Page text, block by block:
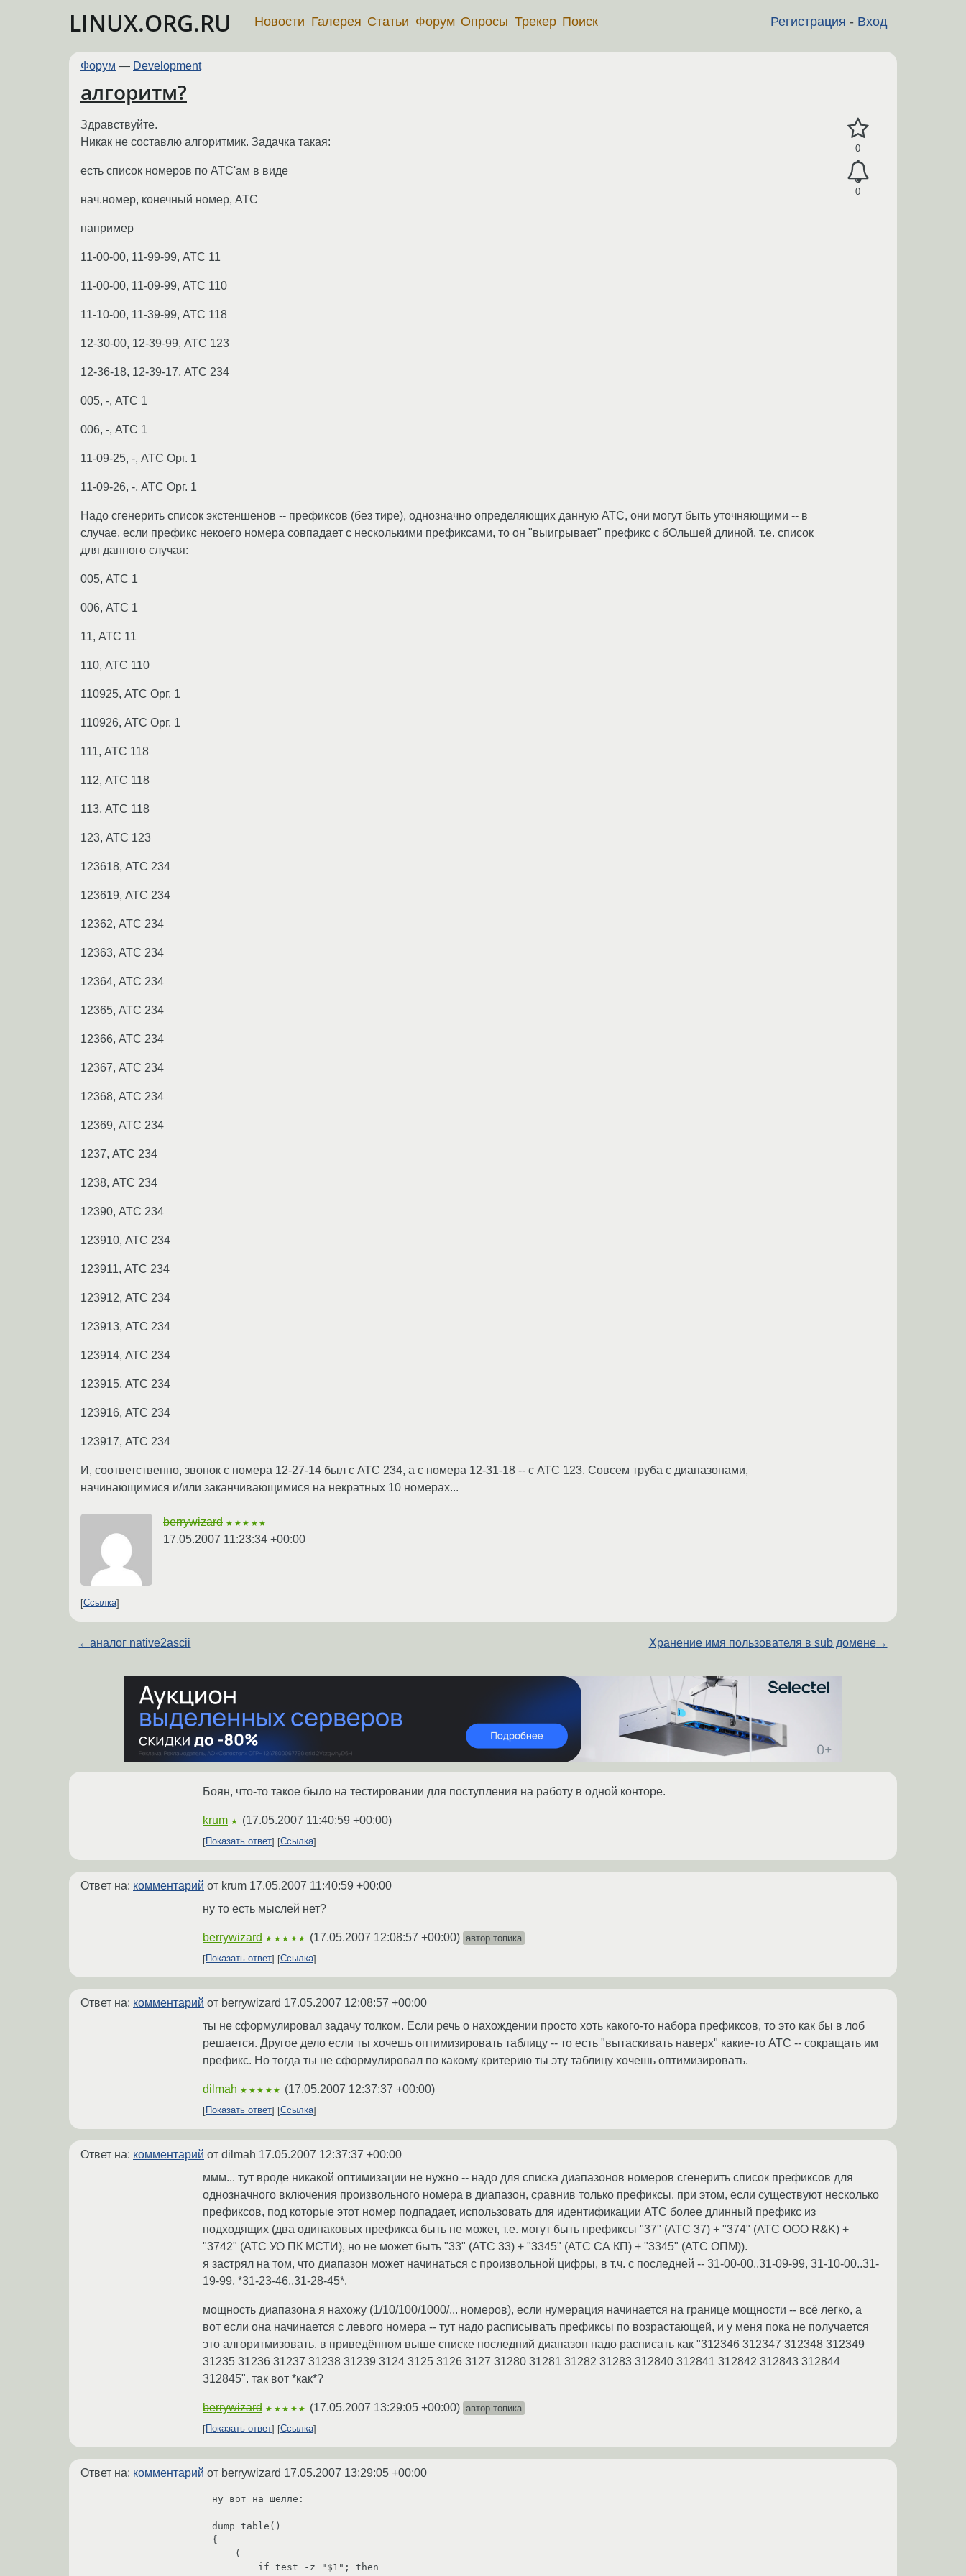
LINUX.ORG.RU Регистрация - Вход
Новости Галерея Статьи Форум Опросы Трекер Поиск
Форум — Development
алгоритм?
0
0
Здравствуйте.
Никак не составлю алгоритмик. Задачка такая:
есть список номеров по АТС'ам в виде
нач.номер, конечный номер, АТС
например
11-00-00, 11-99-99, АТС 11
11-00-00, 11-09-99, АТС 110
11-10-00, 11-39-99, АТС 118
12-30-00, 12-39-99, АТС 123
12-36-18, 12-39-17, АТС 234
005, -, АТС 1
006, -, АТС 1
11-09-25, -, АТС Орг. 1
11-09-26, -, АТС Орг. 1
Надо сгенерить список экстеншенов -- префиксов (без тире), однозначно определяющих данную АТС, они могут быть уточняющими -- в
случае, если префикс некоего номера совпадает с несколькими префиксами, то он "выигрывает" префикс с бОльшей длиной, т.е. список
для данного случая:
005, АТС 1
006, АТС 1
11, АТС 11
110, АТС 110
110925, АТС Орг. 1
110926, АТС Орг. 1
111, АТС 118
112, АТС 118
113, АТС 118
123, АТС 123
123618, АТС 234
123619, АТС 234
12362, АТС 234
12363, АТС 234
12364, АТС 234
12365, АТС 234
12366, АТС 234
12367, АТС 234
12368, АТС 234
12369, АТС 234
1237, АТС 234
1238, АТС 234
12390, АТС 234
123910, АТС 234
123911, АТС 234
123912, АТС 234
123913, АТС 234
123914, АТС 234
123915, АТС 234
123916, АТС 234
123917, АТС 234
И, соответственно, звонок с номера 12-27-14 был с АТС 234, а с номера 12-31-18 -- с АТС 123. Совсем труба с диапазонами,
начинающимися и/или заканчивающимися на некратных 10 номерах...
berrywizard ★★★★★
17.05.2007 11:23:34 +00:00
Ссылка
←аналог native2ascii Хранение имя пользователя в sub домене→
Боян, что-то такое было на тестировании для поступления на работу в одной конторе.
krum ★ (17.05.2007 11:40:59 +00:00)
Показать ответ Ссылка
Ответ на: комментарий от krum 17.05.2007 11:40:59 +00:00
ну то есть мыслей нет?
berrywizard ★★★★★ (17.05.2007 12:08:57 +00:00) автор топика
Показать ответ
Ссылка
Ответ на: комментарий от berrywizard 17.05.2007 12:08:57 +00:00
ты не сформулировал задачу толком. Если речь о нахождении просто хоть какого-то набора префиксов, то это как бы в лоб
решается. Другое дело если ты хочешь оптимизировать таблицу -- то есть "вытаскивать наверх" какие-то АТС -- сокращать им
префикс. Но тогда ты не сформулировал по какому критерию ты эту таблицу хочешь оптимизировать.
dilmah ★★★★★ (17.05.2007 12:37:37 +00:00)
Показать ответ Ссылка
Ответ на: комментарий от dilmah 17.05.2007 12:37:37 +00:00
ммм... тут вроде никакой оптимизации не нужно -- надо для списка диапазонов номеров сгенерить список префиксов для
однозначного включения произвольного номера в диапазон, сравнив только префиксы. при этом, если существуют несколько
префиксов, под которые этот номер подпадает, использовать для идентификации АТС более длинный префикс из
подходящих (два одинаковых префикса быть не может, т.е. могут быть префиксы "37" (АТС 37) + "374" (АТС ООО R&K) +
"3742" (АТС УО ПК МСТИ), но не может быть "33" (АТС 33) + "3345" (АТС СА КП) + "3345" (АТС ОПМ)).
я застрял на том, что диапазон может начинаться с произвольной цифры, в т.ч. с последней -- 31-00-00..31-09-99, 31-10-00..31-
19-99, *31-23-46..31-28-45*.
мощность диапазона я нахожу (1/10/100/1000/... номеров), если нумерация начинается на границе мощности -- всё легко, а
вот если она начинается с левого номера -- тут надо расписывать префиксы по возрастающей, и у меня пока не получается
это алгоритмизовать. в приведённом выше списке последний диапазон надо расписать как "312346 312347 312348 312349
31235 31236 31237 31238 31239 3124 3125 3126 3127 31280 31281 31282 31283 312840 312841 312842 312843 312844
312845". так вот *как*?
berrywizard ★★★★★ (17.05.2007 13:29:05 +00:00) автор топика
Показать ответ
Ссылка
Ответ на: комментарий от berrywizard 17.05.2007 13:29:05 +00:00
ну вот на шелле:
dump_table()
{